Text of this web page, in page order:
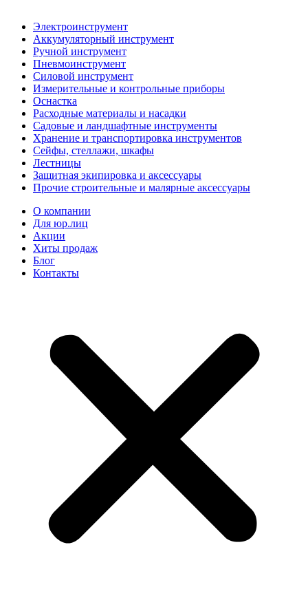
Электроинструмент
Аккумуляторный инструмент
Ручной инструмент
Пневмоинструмент
Силовой инструмент
Измерительные и контрольные приборы
Оснастка
Расходные материалы и насадки
Садовые и ландшафтные инструменты
Хранение и транспортировка инструментов
Сейфы, стеллажи, шкафы
Лестницы
Защитная экипировка и аксессуары
Прочие строительные и малярные аксессуары
О компании
Для юр.лиц
Акции
Хиты продаж
Блог
Контакты